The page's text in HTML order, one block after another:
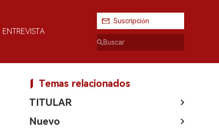
ENTREVISTA
Suscripción
Temas relacionados
TITULAR
Nuevo